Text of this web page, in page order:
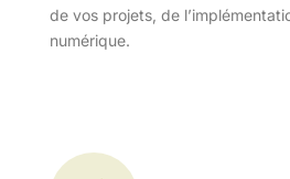
de vos projets, de
numérique.